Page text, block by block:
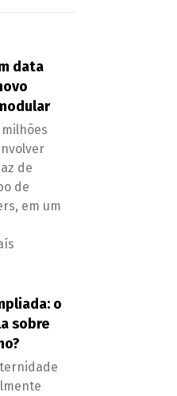
data
milhões
de
de
em um
o
sobre